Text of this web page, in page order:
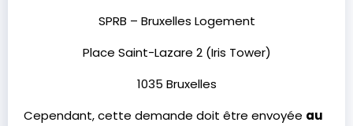
SPRB – Bruxelles Logement
Place Saint-Lazare 2 (Iris Tower)
1035 Bruxelles
Cependant, cette demande doit être envoyée au